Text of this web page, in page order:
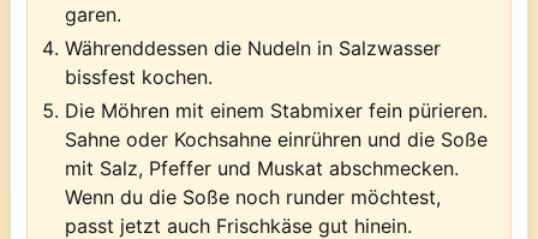
garen.
Währenddessen die Nudeln in Salzwasser
bissfest kochen.
Die Möhren mit einem Stabmixer fein pürieren.
Sahne oder Kochsahne einrühren und die Soße
mit Salz, Pfeffer und Muskat abschmecken.
Wenn du die Soße noch runder möchtest,
passt jetzt auch Frischkäse gut hinein.